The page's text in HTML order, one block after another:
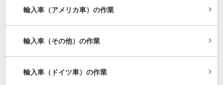
輸入車（アメリカ車）の作業
輸入車（その他）の作業
輸入車（ドイツ車）の作業